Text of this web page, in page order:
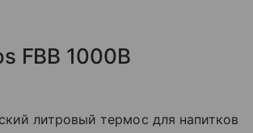
FBB 1000B
литровый термос для напитков